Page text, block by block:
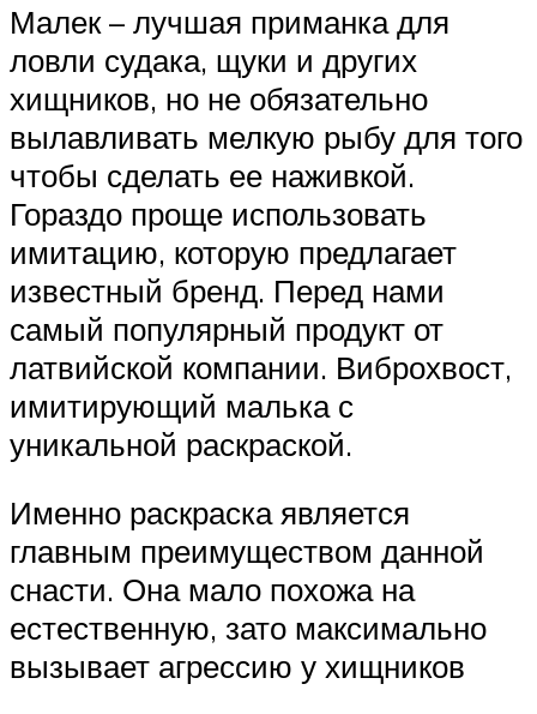
Малек – лучшая приманка для
ловли судака, щуки и других
хищников, но не обязательно
вылавливать мелкую рыбу для того
чтобы сделать ее наживкой.
Гораздо проще использовать
имитацию, которую предлагает
известный бренд. Перед нами
самый популярный продукт от
латвийской компании. Виброхвост,
имитирующий малька с
уникальной раскраской.
Именно раскраска является
главным преимуществом данной
снасти. Она мало похожа на
естественную, зато максимально
вызывает агрессию у хищников